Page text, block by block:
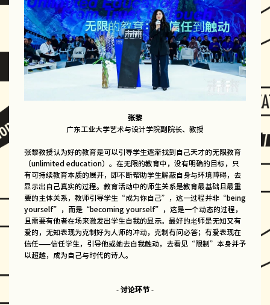
张黎
广东工业大学艺术与设计学院副院长、教授
张黎教授认为好的教育是可以引导学生逐渐找到自己天才的无限教育
（unlimited education）。在无限的教育中，没有明确的目标，只
有可持续教育本质的展开，即不断帮助学生解蔽自身与环境障碍，去
显示出自己真实的过程。教育活动中的师生关系是教育最基础且最重
要的主体关系，教师引导学生“成为你自己”，这一过程并非“being
yourself”，而是“becoming yourself”，这是一个动态的过程，
且需要有他者在场来激发出学生自我的显示。最好的老师是无知又有
爱的，无知表现为克制好为人师的冲动，克制有问必答；有爱表现在
信任——信任学生，引导他或她去自我触动，去看见“限制”本身并予
以超越，成为自己与时代的诗人。
- 讨论环节 -